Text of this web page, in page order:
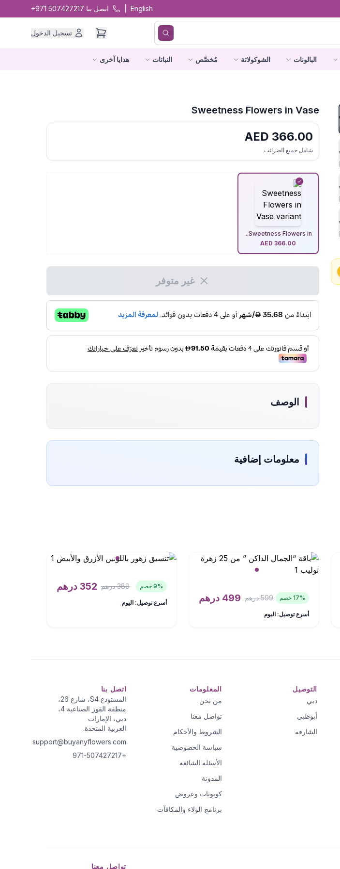
English اتصل بنا +971 507427217
تسجيل الدخول
البالونات الشوكولاتة مُخصَّص النباتات هدايا آخرى
Sweetness Flowers in Vase
366.00
شامل جميع الضرائب
Sweetness Flowers in...
AED 366.00
غير متوفر
الوصف
معلومات إضافية
17% خصم 599درهم 499 درهم
أسرع توصيل: اليوم
9% خصم 388درهم 352 درهم
أسرع توصيل: اليوم
التوصيل
دبي
أبوظبي
الشارقة
المعلومات
من نحن
تواصل معنا
الشروط والأحكام
سياسة الخصوصية
الأسئلة الشائعة
المدونة
كوبونات وعروض
برنامج الولاء والمكافآت
اتصل بنا
المستودع S4، شارع 26،
منطقة القوز الصناعية 4،
دبي، الإمارات
العربية المتحدة.
support@buyanyflowers.com
+971-507427217
تواصل معنا